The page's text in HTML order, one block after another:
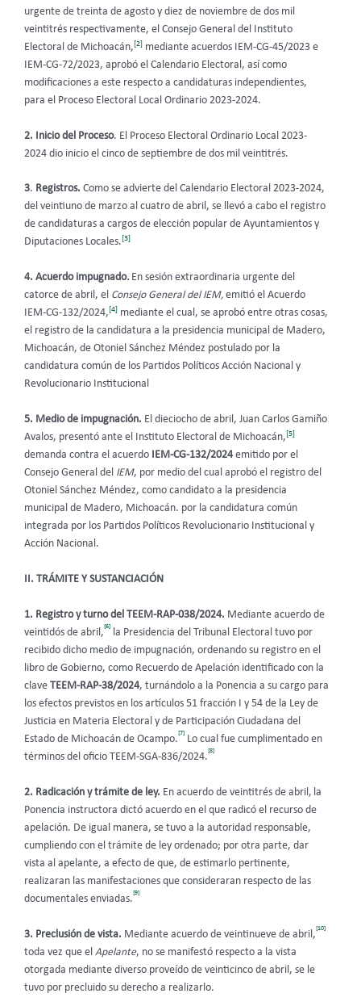
urgente de treinta de agosto y diez de noviembre de dos mil
veintitrés respectivamente, el Consejo General del Instituto
Electoral de Michoacán,[2] mediante acuerdos IEM-CG-45/2023 e
IEM-CG-72/2023, aprobó el Calendario Electoral, así como
modificaciones a este respecto a candidaturas independientes,
para el Proceso Electoral Local Ordinario 2023-2024.
2. Inicio del Proceso. El Proceso Electoral Ordinario Local 2023-
2024 dio inicio el cinco de septiembre de dos mil veintitrés.
3. Registros. Como se advierte del Calendario Electoral 2023-2024,
del veintiuno de marzo al cuatro de abril, se llevó a cabo el registro
de candidaturas a cargos de elección popular de Ayuntamientos y
Diputaciones Locales.[3]
4. Acuerdo impugnado.En sesión extraordinaria urgente del
catorce de abril, el Consejo General del IEM, emitió el Acuerdo
IEM-CG-132/2024,[4] mediante el cual, se aprobó entre otras cosas,
el registro de la candidatura a la presidencia municipal de Madero,
Michoacán, de Otoniel Sánchez Méndez postulado por la
candidatura común de los Partidos Políticos Acción Nacional y
Revolucionario Institucional
5. Medio de impugnación. El dieciocho de abril, Juan Carlos Gamiño
Avalos, presentó ante el Instituto Electoral de Michoacán,[5]
demanda contra el acuerdo IEM-CG-132/2024emitido por el
Consejo General del IEM, por medio del cual aprobó el registro del
Otoniel Sánchez Méndez, como candidato a la presidencia
municipal de Madero, Michoacán. por la candidatura común
integrada por los Partidos Políticos Revolucionario Institucional y
Acción Nacional.
II. TRÁMITE Y SUSTANCIACIÓN
1. Registro y turno del TEEM-RAP-038/2024. Mediante acuerdo de
veintidós de abril,
[6]
la Presidencia del Tribunal Electoral tuvo por
recibido dicho medio de impugnación, ordenando su registro en el
libro de Gobierno, como Recuerdo de Apelación identificado con la
clave TEEM-RAP-38/2024, turnándolo a la Ponencia a su cargo para
los efectos previstos en los artículos 51 fracción I y 54 de la Ley de
Justicia en Materia Electoral y de Participación Ciudadana del
Estado de Michoacán de Ocampo.
[7]
Lo cual fue cumplimentado en
términos del oficio TEEM-SGA-836/2024.
[8]
2. Radicación y trámite de ley. En acuerdo de veintitrés de abril, la
Ponencia instructora dictó acuerdo en el que radicó el recurso de
apelación. De igual manera, se tuvo a la autoridad responsable,
cumpliendo con el trámite de ley ordenado; por otra parte, dar
vista al apelante, a efecto de que, de estimarlo pertinente,
realizaran las manifestaciones que consideraran respecto de las
documentales enviadas.
[9]
3. Preclusión de vista. Mediante acuerdo de veintinueve de abril,
[10]
toda vez que el Apelante, no se manifestó respecto a la vista
otorgada mediante diverso proveído de veinticinco de abril, se le
tuvo por precluido su derecho a realizarlo.